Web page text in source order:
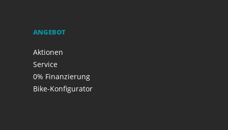
ANGEBOT
Aktionen
Service
0% Finanzierung
Bike-Konfigurator